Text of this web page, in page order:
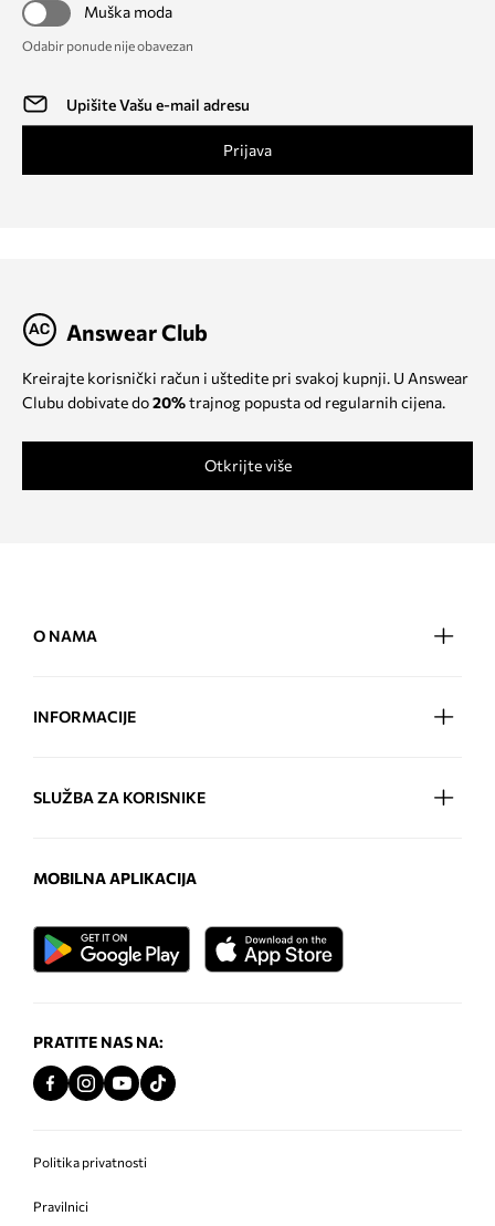
Muška moda
Odabir ponude nije obavezan
Prijava
Answear Club
Kreirajte korisnički račun i uštedite pri svakoj kupnji. U Answear
Clubu dobivate do20%trajnog popusta od regularnih cijena.
Otkrijte više
O NAMA
INFORMACIJE
SLUŽBA ZA KORISNIKE
MOBILNA APLIKACIJA
PRATITE NAS NA:
Politika privatnosti
Pravilnici